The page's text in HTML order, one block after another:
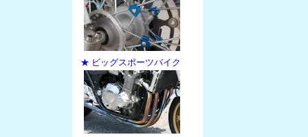
★ ビッグスポーツバイク